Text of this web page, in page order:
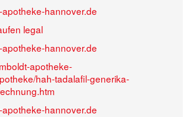
hannover.de
legal
hannover.de
apotheke-
hah-tadalafil-generika-
hannover.de